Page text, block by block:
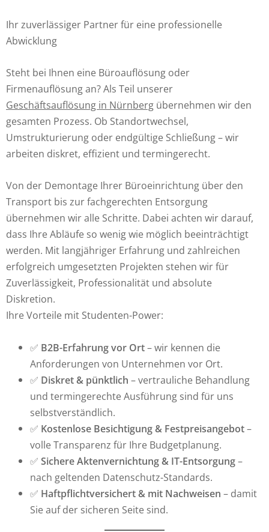
Ihr zuverlässiger Partner für eine professionelle
Abwicklung
Steht bei Ihnen eine Büroauflösung oder
Firmenauflösung an? Als Teil unserer
Geschäftsauflösung in Nürnberg übernehmen wir den
gesamten Prozess. Ob Standortwechsel,
Umstrukturierung oder endgültige Schließung – wir
arbeiten diskret, effizient und termingerecht.
Von der Demontage Ihrer Büroeinrichtung über den
Transport bis zur fachgerechten Entsorgung
übernehmen wir alle Schritte. Dabei achten wir darauf,
dass Ihre Abläufe so wenig wie möglich beeinträchtigt
werden. Mit langjähriger Erfahrung und zahlreichen
erfolgreich umgesetzten Projekten stehen wir für
Zuverlässigkeit, Professionalität und absolute
Diskretion.
Ihre Vorteile mit Studenten-Power:
✅ B2B-Erfahrung vor Ort– wir kennen die
Anforderungen von Unternehmen vor Ort.
✅ Diskret & pünktlich – vertrauliche Behandlung
und termingerechte Ausführung sind für uns
selbstverständlich.
✅ Kostenlose Besichtigung & Festpreisangebot–
volle Transparenz für Ihre Budgetplanung.
✅ Sichere Aktenvernichtung & IT-Entsorgung–
nach geltenden Datenschutz-Standards.
✅ Haftpflichtversichert & mit Nachweisen – damit
Sie auf der sicheren Seite sind.